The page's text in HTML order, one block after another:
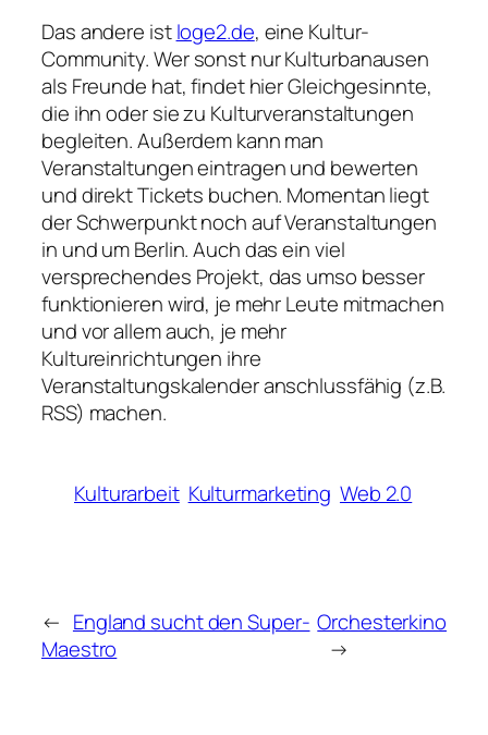
Das andere istloge2.de, eine Kultur-
Community. Wer sonst nur Kulturbanausen
als Freunde hat, findet hier Gleichgesinnte,
die ihn oder sie zu Kulturveranstaltungen
begleiten. Außerdem kann man
Veranstaltungen eintragen und bewerten
und direkt Tickets buchen. Momentan liegt
der Schwerpunkt noch auf Veranstaltungen
in und um Berlin. Auch das ein viel
versprechendes Projekt, das umso besser
funktionieren wird, je mehr Leute mitmachen
und vor allem auch, je mehr
Kultureinrichtungen ihre
Veranstaltungskalender anschlussfähig (z.B.
RSS) machen.
Kulturarbeit Kulturmarketing Web 2.0
← England sucht den Super-
Maestro
Orchesterkino
→